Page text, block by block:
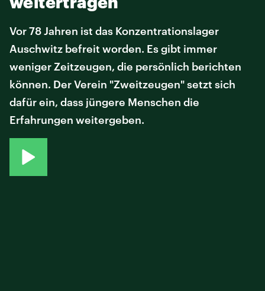
Vor 78 Jahren ist das Konzentrationslager
Auschwitz befreit worden. Es gibt immer
weniger Zeitzeugen, die persönlich berichten
können. Der Verein "Zweitzeugen" setzt sich
dafür ein, dass jüngere Menschen die
Erfahrungen weitergeben.